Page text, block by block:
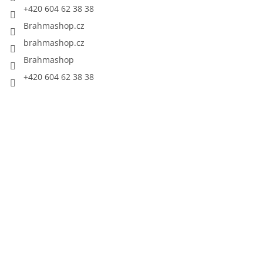
+420 604 62 38 38
Brahmashop.cz
brahmashop.cz
Brahmashop
+420 604 62 38 38